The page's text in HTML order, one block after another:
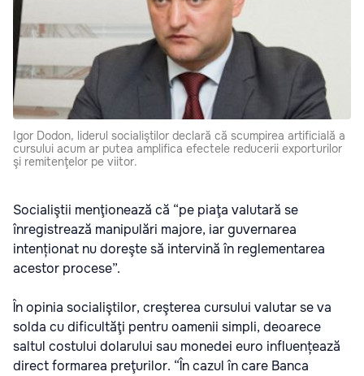
Igor Dodon, liderul socialiştilor declară că scumpirea artificială a
cursului acum ar putea amplifica efectele reducerii exporturilor
şi remitenţelor pe viitor.
Socialiştii menţionează că “pe piaţa valutară se
înregistrează manipulări majore, iar guvernarea
intenționat nu doreşte să intervină în reglementarea
acestor procese”.
În opinia socialiştilor, creşterea cursului valutar se va
solda cu dificultăţi pentru oamenii simpli, deoarece
saltul costului dolarului sau monedei euro influențează
direct formarea preţurilor. “În cazul în care Banca